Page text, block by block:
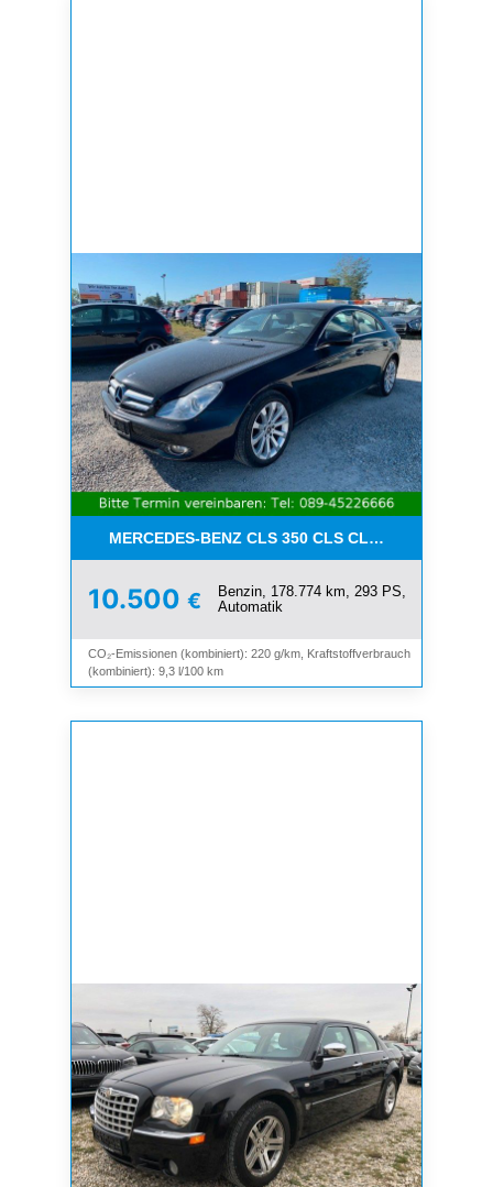
MERCEDES-BENZ CLS 350 CLS CLS 350
10.500 €
Benzin, 178.774 km, 293 PS,
Automatik
CO₂-Emissionen (kombiniert): 220 g/km, Kraftstoffverbrauch
(kombiniert): 9,3 l/100 km